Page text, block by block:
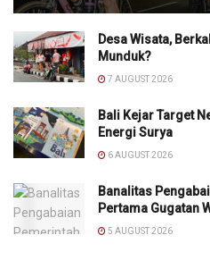
Desa Wisata,
Munduk?
7 AUGUST 2026
Bali Kejar Target
Energi Surya
6 AUGUST 2026
Banalitas
Pertama Gugatan
5 AUGUST 2026